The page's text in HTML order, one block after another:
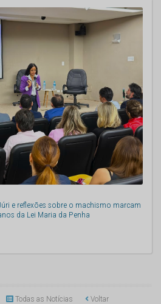
e reflexões sobre o machismo marcam
da Lei Maria da Penha
Todas as Notícias
Voltar